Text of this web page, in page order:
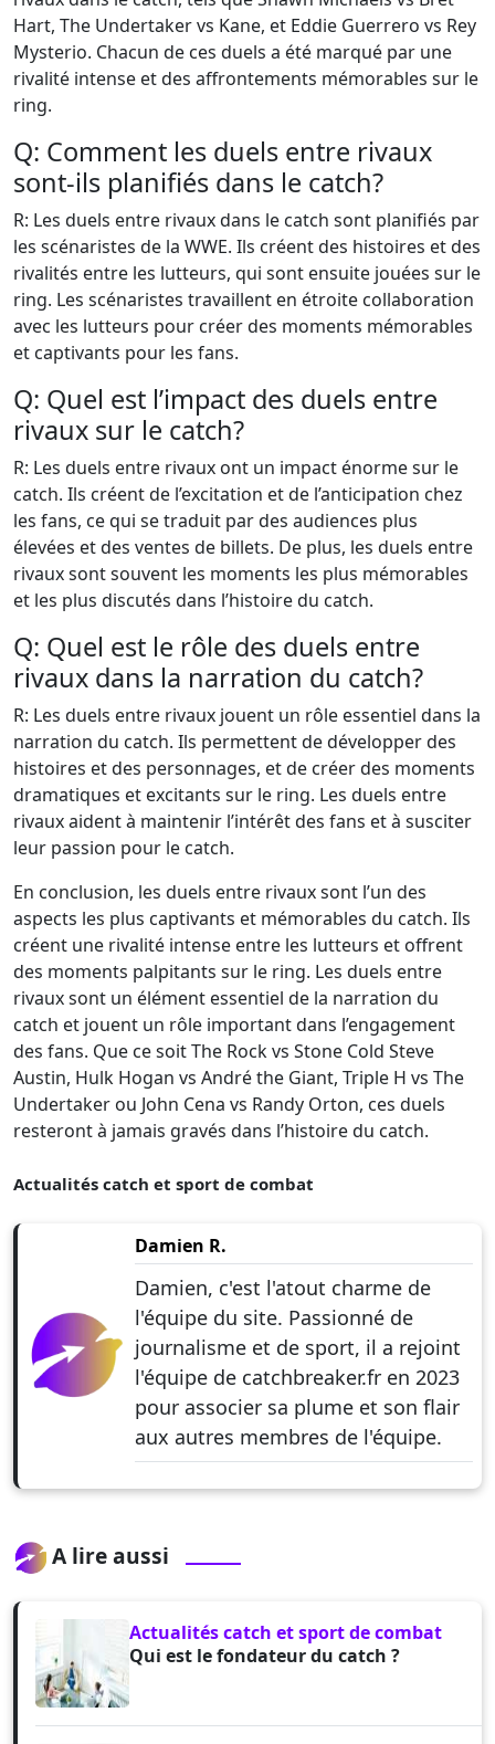
Hart, The Undertaker vs Kane, et Eddie Guerrero vs Rey
Mysterio. Chacun de ces duels a été marqué par une
rivalité intense et des affrontements mémorables sur le
ring.
Q: Comment les duels entre rivaux
sont-ils planifiés dans le catch?
R: Les duels entre rivaux dans le catch sont planifiés par
les scénaristes de la WWE. Ils créent des histoires et des
rivalités entre les lutteurs, qui sont ensuite jouées sur le
ring. Les scénaristes travaillent en étroite collaboration
avec les lutteurs pour créer des moments mémorables
et captivants pour les fans.
Q: Quel est l’impact des duels entre
rivaux sur le catch?
R: Les duels entre rivaux ont un impact énorme sur le
catch. Ils créent de l’excitation et de l’anticipation chez
les fans, ce qui se traduit par des audiences plus
élevées et des ventes de billets. De plus, les duels entre
rivaux sont souvent les moments les plus mémorables
et les plus discutés dans l’histoire du catch.
Q: Quel est le rôle des duels entre
rivaux dans la narration du catch?
R: Les duels entre rivaux jouent un rôle essentiel dans la
narration du catch. Ils permettent de développer des
histoires et des personnages, et de créer des moments
dramatiques et excitants sur le ring. Les duels entre
rivaux aident à maintenir l’intérêt des fans et à susciter
leur passion pour le catch.
En conclusion, les duels entre rivaux sont l’un des
aspects les plus captivants et mémorables du catch. Ils
créent une rivalité intense entre les lutteurs et offrent
des moments palpitants sur le ring. Les duels entre
rivaux sont un élément essentiel de la narration du
catch et jouent un rôle important dans l’engagement
des fans. Que ce soit The Rock vs Stone Cold Steve
Austin, Hulk Hogan vs André the Giant, Triple H vs The
Undertaker ou John Cena vs Randy Orton, ces duels
resteront à jamais gravés dans l’histoire du catch.
Actualités catch et sport de combat
Damien R.
Damien, c'est l'atout charme de
l'équipe du site. Passionné de
journalisme et de sport, il a rejoint
l'équipe de catchbreaker.fr en 2023
pour associer sa plume et son flair
aux autres membres de l'équipe.
A lire aussi
Actualités catch et sport de combat
Qui est le fondateur du catch ?